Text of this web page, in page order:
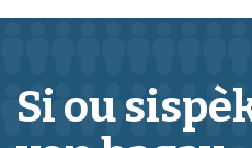
Si ou